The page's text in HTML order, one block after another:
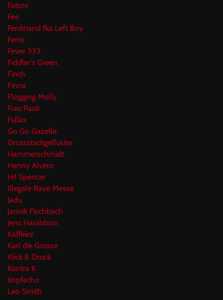
Fatoni
Fee
Ferdinand fka Left Boy
Ferris
Fever 333
Fiddler's Green
Finch
Finna
Flogging Molly
Frau Pauli
Fullax
Go Go Gazelle
Grossstadtgeflüster
Hammerschmidt
Henny Alvero
Hi! Spencer
Illegale Rave Messe
Jadu
Jannik Fischbach
Jens Haraldson
Kaffkiez
Karl die Grosse
Klick & Druck
Kontra K
Kopfecho
Leo Smith